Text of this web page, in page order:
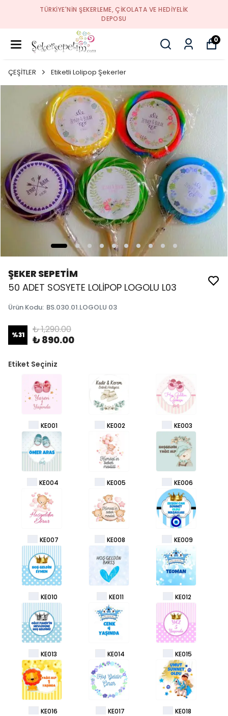
TÜRKIYE'NIN ŞEKERLEME, ÇIKOLATA VE HEDIYELIK
DEPOSU
0
ÇEŞİTLER Etiketli Lolipop Şekerler
ŞEKER SEPETİM
50 ADET SOSYETE LOLİPOP LOGOLU L03
Ürün Kodu: BS.030.01.LOGOLU 03
%31 ₺ 1,290.00
₺ 890.00
Etiket Seçiniz
KE001 KE002 KE003
KE004 KE005 KE006
KE007 KE008 KE009
KE010 KE011 KE012
KE013 KE014 KE015
KE016 KE017 KE018